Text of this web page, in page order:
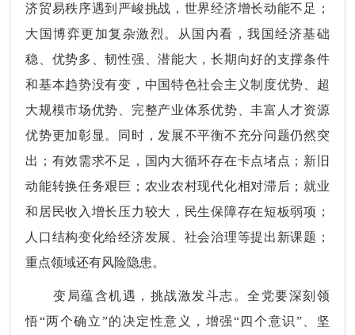
济贸易秩序遇到严峻挑战，世界经济增长动能不足；
大国博弈更加复杂激烈。从国内看，我国经济基础
稳、优势多、韧性强、潜能大，长期向好的支撑条件
和基本趋势没有变，中国特色社会主义制度优势、超
大规模市场优势、完整产业体系优势、丰富人才资源
优势更加彰显。同时，发展不平衡不充分问题仍然突
出；有效需求不足，国内大循环存在卡点堵点；新旧
动能转换任务艰巨；农业农村现代化相对滞后；就业
和居民收入增长压力较大，民生保障存在短板弱项；
人口结构变化给经济发展、社会治理等提出新课题；
重点领域还有风险隐患。
变局蕴含机遇，挑战激发斗志。全党要深刻领
悟“两个确立”的决定性意义，增强“四个意识”、坚